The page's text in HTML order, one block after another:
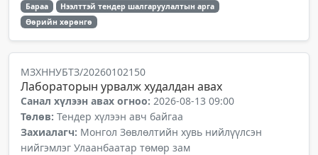
Бараа
Нээлттэй тендер шалгаруулалтын арга
Өөрийн хөрөнгө
МЗХННУБТЗ/20260102150
Лабораторын урвалж худалдан авах
Санал хүлээн авах огноо: 2026-08-13 09:00
Төлөв: Тендер хүлээн авч байгаа
Захиалагч: Монгол Зөвлөлтийн хувь нийлүүлсэн
нийгэмлэг Улаанбаатар төмөр зам